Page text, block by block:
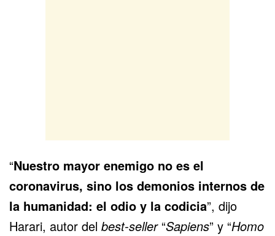
“Nuestro mayor enemigo no es el
coronavirus, sino los demonios internos de
la humanidad: el odio y la codicia”, dijo
Harari, autor del best-seller“Sapiens” y “Homo